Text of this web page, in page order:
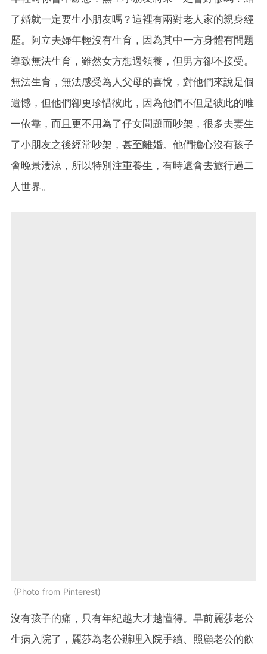
了婚就一定要生小朋友嗎？這裡有兩對老人家的親身經
歷。阿立夫婦年輕沒有生育，因為其中一方身體有問題
導致無法生育，雖然女方想過領養，但男方卻不接受。
無法生育，無法感受為人父母的喜悅，對他們來說是個
遺憾，但他們卻更珍惜彼此，因為他們不但是彼此的唯
一依靠，而且更不用為了仔女問題而吵架，很多夫妻生
了小朋友之後經常吵架，甚至離婚。他們擔心沒有孩子
會晚景淒涼，所以特別注重養生，有時還會去旅行過二
人世界。
Photo from Pinterest
沒有孩子的痛，只有年紀越大才越懂得。早前麗莎老公
生病入院了，麗莎為老公辦理入院手續、照顧老公的飲